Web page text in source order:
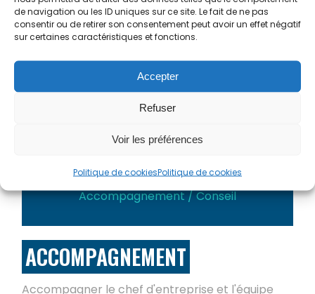
de navigation ou les ID uniques sur ce site. Le fait de ne pas
consentir ou de retirer son consentement peut avoir un effet négatif
sur certaines caractéristiques et fonctions.
Accepter
Refuser
Voir les préférences
Politique de cookiesPolitique de cookies
rédaction du projet stratégique et sa
valorisation.
OUTIL
Les outils utilisés pour réaliser l'étude
Accompagnement / Conseil
ACCOMPAGNEMENT
Accompagner le chef d'entreprise et l'équipe